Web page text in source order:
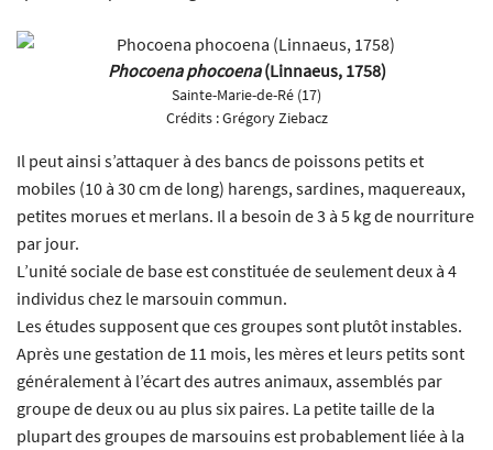
Phocoena phocoena(Linnaeus, 1758)
Sainte-Marie-de-Ré (17)
Crédits :Grégory Ziebacz
Il peut ainsi s’attaquer à des bancs de poissons petits et
mobiles (10 à 30 cm de long) harengs, sardines, maquereaux,
petites morues et merlans. Il a besoin de 3 à 5 kg de nourriture
par jour.
L’unité sociale de base est constituée de seulement deux à 4
individus chez le marsouin commun.
Les études supposent que ces groupes sont plutôt instables.
Après une gestation de 11 mois, les mères et leurs petits sont
généralement à l’écart des autres animaux, assemblés par
groupe de deux ou au plus six paires. La petite taille de la
plupart des groupes de marsouins est probablement liée à la